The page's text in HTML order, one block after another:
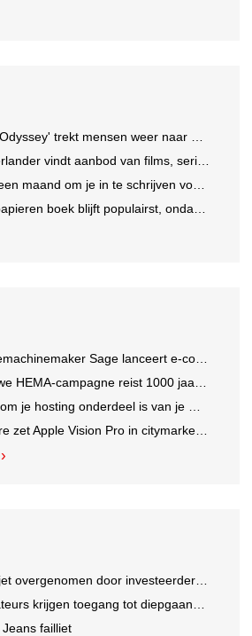
trekt mensen weer naar de bioscoop
vindt aanbod van films, series en sport vaak versnipperd
om je in te schrijven voor de Mercurs 2026
boek blijft populairst, ondanks digitale alternatieven
Sage lanceert e-commerceplatform voor koffieliefhebbers
campagne reist 1000 jaar terug in de tijd naar 'Hemastein'
je hosting onderdeel is van je merkstrategie
zet Apple Vision Pro in citymarketing
overgenomen door investeerder Apollo
toegang tot diepgaandere informatie over goede doelen
failliet